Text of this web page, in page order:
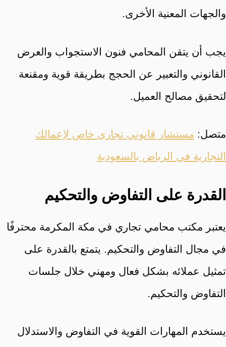
والجهات المعنية الأخرى.
يجب أن يتقن المحامي فنون الاستجواب والعرض
القانوني والتعبير عن الحجج بطريقة قوية ومقنعة
لتحقيق مصالح العميل.
متصل: مستشار قانوني تجاري خاص لإعمالك
التجارية في الرياض بالسعودية
القدرة على التفاوض والتحكيم
يعتبر مكتب محامي تجاري في مكة المكرمة محترفًا
في مجال التفاوض والتحكيم. يتمتع بالقدرة على
تمثيل عملائه بشكل فعال ومهني خلال جلسات
التفاوض والتحكيم.
يستخدم المهارات القوية في التفاوض والاستدلال